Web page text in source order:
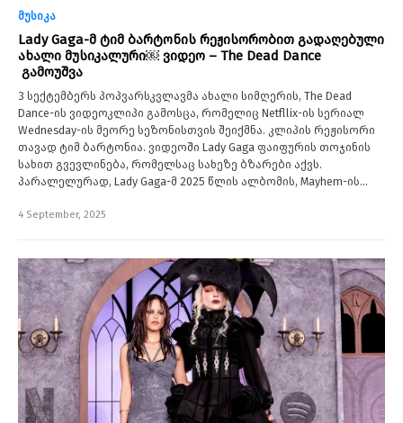
მუსიკა
Lady Gaga-მ ტიმ ბარტონის რეჟისორობით გადაღებული
ახალი მუსიკალური￼ ვიდეო – The Dead Dance
გამოუშვა
3 სექტემბერს პოპვარსკვლავმა ახალი სიმღერის, The Dead
Dance-ის ვიდეოკლიპი გამოსცა, რომელიც Netfllix-ის სერიალ
Wednesday-ის მეორე სეზონისთვის შეიქმნა. კლიპის რეჟისორი
თავად ტიმ ბარტონია. ვიდეოში Lady Gaga ფაიფურის თოჯინის
სახით გვევლინება, რომელსაც სახეზე ბზარები აქვს.
პარალელურად, Lady Gaga-მ 2025 წლის ალბომის, Mayhem-ის…
4 September, 2025